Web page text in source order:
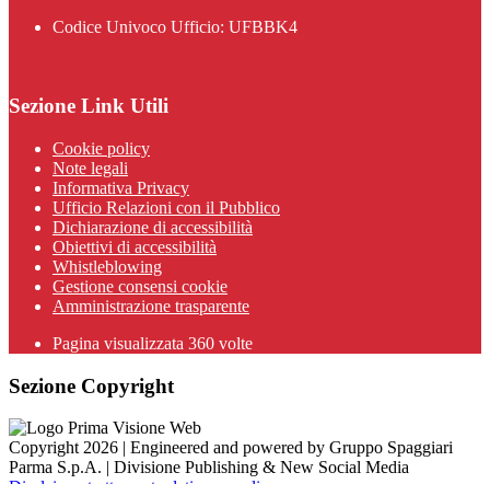
Codice Univoco Ufficio: UFBBK4
Sezione Link Utili
Cookie policy
Note legali
Informativa Privacy
Ufficio Relazioni con il Pubblico
Dichiarazione di accessibilità
Obiettivi di accessibilità
Whistleblowing
Gestione consensi cookie
Amministrazione trasparente
Pagina visualizzata 360 volte
Sezione Copyright
Copyright 2026 | Engineered and powered by Gruppo Spaggiari
Parma S.p.A. | Divisione Publishing & New Social Media